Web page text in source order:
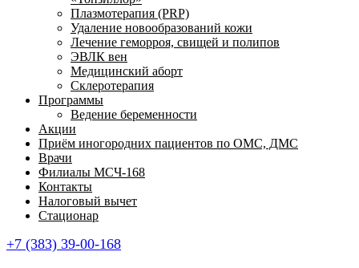
Плазмотерапия (PRP)
Удаление новообразований кожи
Лечение геморроя, свищей и полипов
ЭВЛК вен
Медицинский аборт
Склеротерапия
Программы
Ведение беременности
Акции
Приём иногородних пациентов по ОМС, ДМС
Врачи
Филиалы МСЧ-168
Контакты
Налоговый вычет
Стационар
+7 (383) 39-00-168